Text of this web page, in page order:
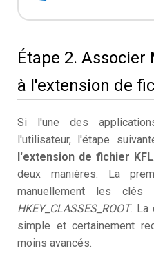
Étape 2.
à l'extension de
Si l'une des
l'utilisateur, l'étape
l'extension de fichier KFL
deux manières. La
manuellement les
HKEY_CLASSES_ROOT. La
simple et certainement
moins avancés.